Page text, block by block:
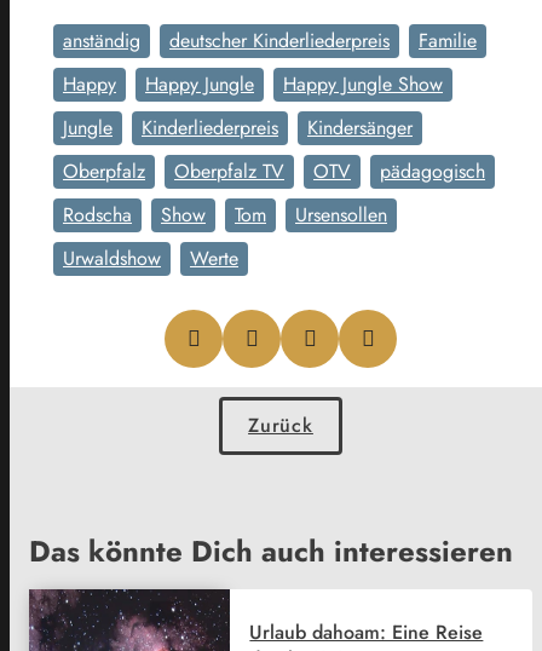
anständig deutscher Kinderliederpreis
Familie
Happy
Happy Jungle
Happy Jungle Show
Jungle
Kinderliederpreis
Kindersänger
Oberpfalz
Oberpfalz TV OTV
pädagogisch
Rodscha
Show Tom
Ursensollen
Urwaldshow
Werte
Zurück
Das könnte Dich auch interessieren
Urlaub dahoam: Eine Reise